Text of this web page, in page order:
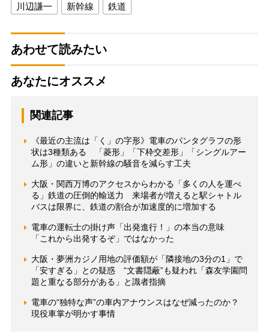
川辺謙一 新幹線 鉄道
あわせて読みたい
あなたにオススメ
関連記事
《最近の主流は「く」の字形》電車のパンタグラフの形
状は3種類ある 「菱形」「下枠交差形」「シングルアー
ム形」の違いと新幹線の騒音を減らす工夫
大阪・関西万博のアクセスからわかる「多くの人を運べ
る」鉄道の圧倒的輸送力 来場者が増えると駅シャトル
バスは限界に、鉄道の割合が加速度的に増加する
電車の運転士の掛け声「出発進行！」の本当の意味
「これから出発するぞ」ではなかった
大阪・夢洲カジノ用地の評価額が「隣接地の3分の1」で
「安すぎる」との疑惑 “文書隠蔽”も疑われ「森友学園問
題と重なる部分がある」と識者指摘
電車の“独特な声”の車内アナウンスはなぜ減ったのか？
現役車掌が明かす事情